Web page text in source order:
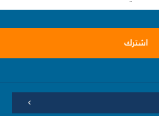
اشترك